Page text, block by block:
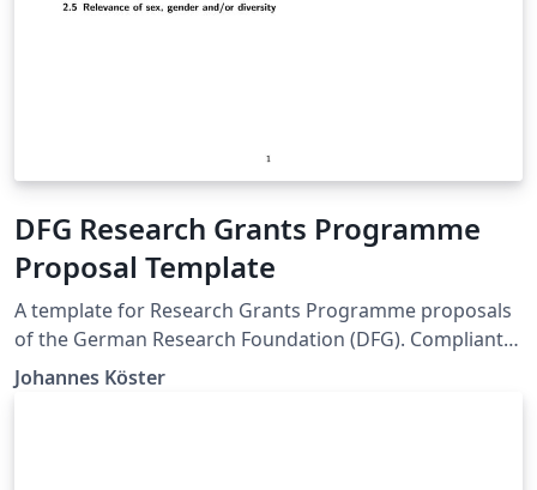
DFG Research Grants Programme
Proposal Template
A template for Research Grants Programme proposals
of the German Research Foundation (DFG). Compliant
with DFG form 54.01 – 09/22.
Johannes Köster